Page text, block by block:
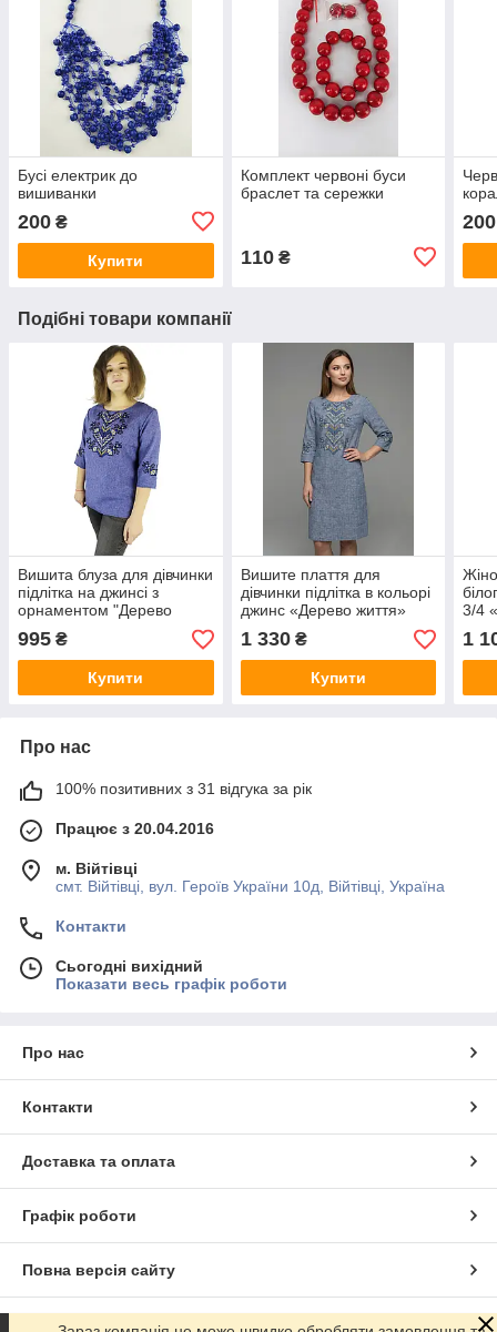
Бусі електрик до
вишиванки
200 ₴
Купити
Комплект червоні буси
браслет та сережки
110₴
200
Подібні товари компанії
Вишита блуза для дівчинки
підлітка на джинсі з
орнаментом "Дерево
життя"
995 ₴
Купити
Вишите плаття для
дівчинки підлітка в кольорі
джинс «Дерево життя»
1 330₴
Купити
3/4
1
Про нас
100% позитивних з 31 відгука за рік
Працює з 20.04.2016
м. Війтівці
смт. Війтівці, вул. Героїв України 10д, Війтівці, Україна
Контакти
Сьогодні вихідний
Показати весь графік роботи
Про нас
Контакти
Доставка та оплата
Графік роботи
Повна версія сайту
Сайт створено на маркетплейсіProm.ua